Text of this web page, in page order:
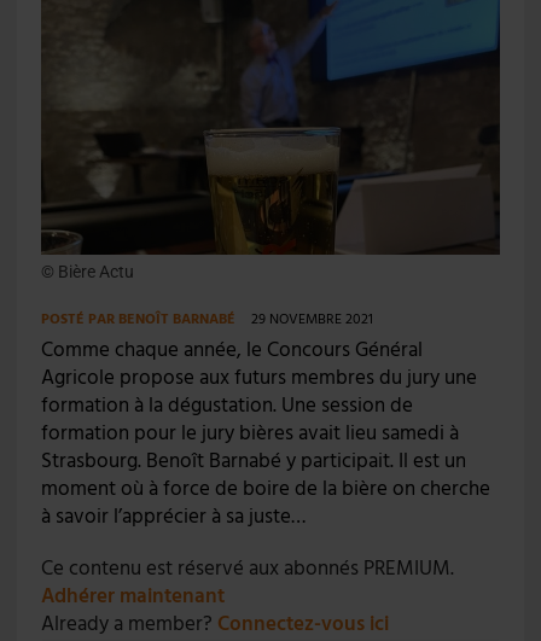
© Bière Actu
POSTÉ PAR BENOÎT BARNABÉ 29 NOVEMBRE 2021
Comme chaque année, le Concours Général
Agricole propose aux futurs membres du jury une
formation à la dégustation. Une session de
formation pour le jury bières avait lieu samedi à
Strasbourg. Benoît Barnabé y participait. Il est un
moment où à force de boire de la bière on cherche
à savoir l’apprécier à sa juste…
Ce contenu est réservé aux abonnés PREMIUM.
Adhérer maintenant
Already a member? Connectez-vous ici